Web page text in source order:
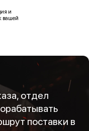
и
вашей
отдел
поставки в